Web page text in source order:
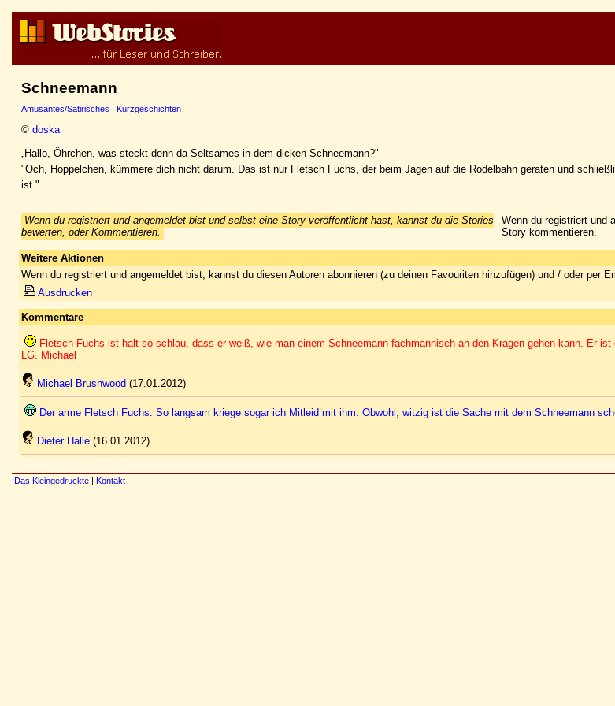
Schneemann
Amüsantes/Satirisches · Kurzgeschichten
© doska
„Hallo, Öhrchen, was steckt denn da Seltsames in dem dicken Schneemann?"
"Och, Hoppelchen, kümmere dich nicht darum. Das ist nur Fletsch Fuchs, der beim Jagen auf die Rodelbahn geraten und
ist."
Wenn du registriert und angemeldet bist und selbst eine Story veröffentlicht hast, kannst du die Stories
bewerten, oder Kommentieren.
Wenn du registriert und
Story kommentieren.
Weitere Aktionen
Wenn du registriert und angemeldet bist, kannst du diesen Autoren abonnieren (zu deinen Favouriten hinzufügen) und / oder per
Ausdrucken
Kommentare
Fletsch Fuchs ist halt so schlau, dass er weiß, wie man einem Schneemann fachmännisch an den Kragen gehen kann. Er
LG. Michael
Michael Brushwood (17.01.2012)
Der arme Fletsch Fuchs. So langsam kriege sogar ich Mitleid mit ihm. Obwohl, witzig ist die Sache mit dem Schneemann
Dieter Halle (16.01.2012)
Das Kleingedruckte | Kontakt